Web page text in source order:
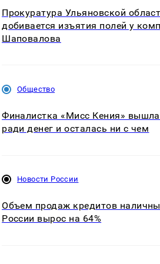
Прокуратура Ульяновской
добивается изъятия полей у
Шаповалова
Общество
Финалистка «Мисс Кения»
ради денег и осталась ни с чем
Новости России
Объем продаж кредитов
России вырос на 64%